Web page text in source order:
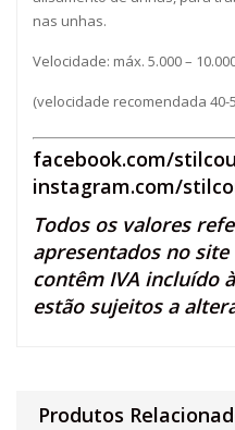
nas unhas.
Velocidade: máx. 5.000 –
(velocidade recomendada
facebook.com/
instagram.com/
Todos os valores
apresentados no site
contêm IVA incluído
estão sujeitos a
Produtos